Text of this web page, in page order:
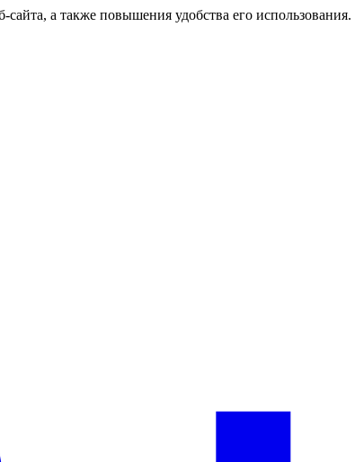
сайта, а также повышения удобства его